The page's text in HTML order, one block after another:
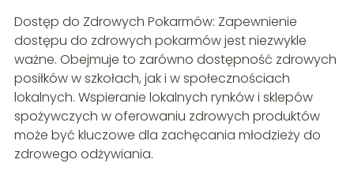
Dostęp do Zdrowych Pokarmów: Zapewnienie
dostępu do zdrowych pokarmów jest niezwykle
ważne. Obejmuje to zarówno dostępność zdrowych
posiłków w szkołach, jak i w społecznościach
lokalnych. Wspieranie lokalnych rynków i sklepów
spożywczych w oferowaniu zdrowych produktów
może być kluczowe dla zachęcania młodzieży do
zdrowego odżywiania.